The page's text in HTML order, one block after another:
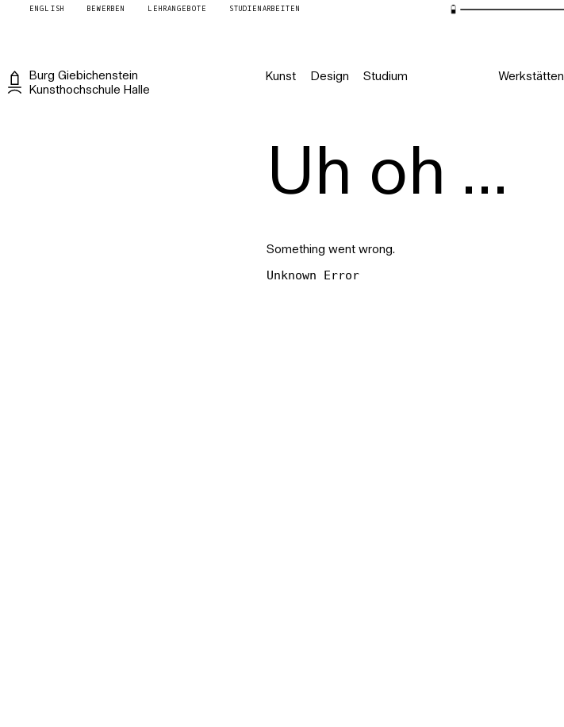
ENGLISH BEWERBEN LEHRANGEBOTE STUDIENARBEITEN
Burg Giebichenstein
Kunsthochschule Halle
Kunst Design Studium Werkstätten
Uh oh ...
Something went wrong.
Unknown Error